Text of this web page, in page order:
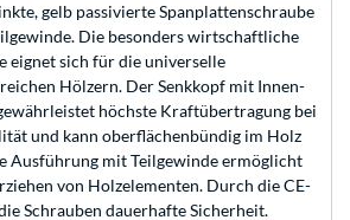
gelb passivierte Spanplattenschraube
Die besonders wirtschaftliche
eignet sich für die universelle
Hölzern. Der Senkkopf mit Innen-
höchste Kraftübertragung bei
und kann oberflächenbündig im Holz
Ausführung mit Teilgewinde ermöglicht
von Holzelementen. Durch die CE-
Schrauben dauerhafte Sicherheit.